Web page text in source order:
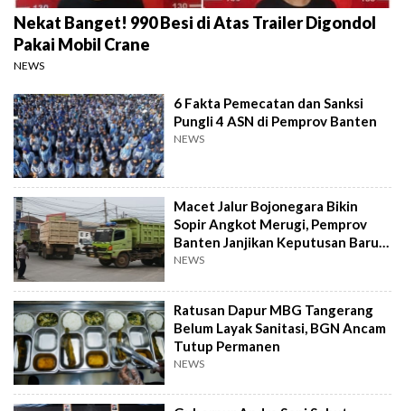
Nekat Banget! 990 Besi di Atas Trailer Digondol
Pakai Mobil Crane
NEWS
6 Fakta Pemecatan dan Sanksi
Pungli 4 ASN di Pemprov Banten
NEWS
Macet Jalur Bojonegara Bikin
Sopir Angkot Merugi, Pemprov
Banten Janjikan Keputusan Baru 4
Hari Lagi
NEWS
Ratusan Dapur MBG Tangerang
Belum Layak Sanitasi, BGN Ancam
Tutup Permanen
NEWS